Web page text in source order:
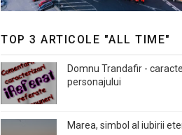
TOP 3 ARTICOLE "ALL TIME"
Domnu Trandafir -
personajului
Marea, simbol al iubirii